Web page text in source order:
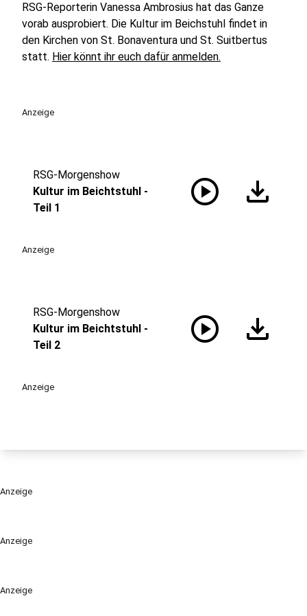
Anzeige
Anzeige
RSG-Reporterin Vanessa Ambrosius hat das Ganze
vorab ausprobiert. Die Kultur im Beichstuhl findet in
den Kirchen von St. Bonaventura und St. Suitbertus
statt. Hier könnt ihr euch dafür anmelden.
Anzeige
RSG-Morgenshow
Kultur im Beichtstuhl -
Teil 1
play_circle download
Anzeige
RSG-Morgenshow
Kultur im Beichtstuhl -
Teil 2
play_circle download
Anzeige
Anzeige